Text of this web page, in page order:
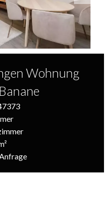
Wohnung